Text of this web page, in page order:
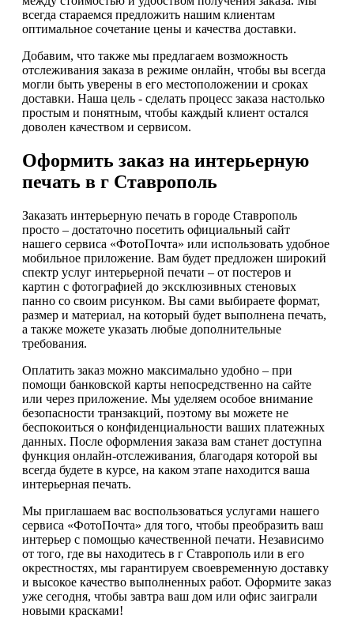
всегда стараемся предложить нашим клиентам
оптимальное сочетание цены и качества доставки.
Добавим, что также мы предлагаем возможность
отслеживания заказа в режиме онлайн, чтобы вы всегда
могли быть уверены в его местоположении и сроках
доставки. Наша цель - сделать процесс заказа настолько
простым и понятным, чтобы каждый клиент остался
доволен качеством и сервисом.
Оформить заказ на интерьерную
печать в г Ставрополь
Заказать интерьерную печать в городе Ставрополь
просто – достаточно посетить официальный сайт
нашего сервиса «ФотоПочта» или использовать удобное
мобильное приложение. Вам будет предложен широкий
спектр услуг интерьерной печати – от постеров и
картин с фотографией до эксклюзивных стеновых
панно со своим рисунком. Вы сами выбираете формат,
размер и материал, на который будет выполнена печать,
а также можете указать любые дополнительные
требования.
Оплатить заказ можно максимально удобно – при
помощи банковской карты непосредственно на сайте
или через приложение. Мы уделяем особое внимание
безопасности транзакций, поэтому вы можете не
беспокоиться о конфиденциальности ваших платежных
данных. После оформления заказа вам станет доступна
функция онлайн-отслеживания, благодаря которой вы
всегда будете в курсе, на каком этапе находится ваша
интерьерная печать.
Мы приглашаем вас воспользоваться услугами нашего
сервиса «ФотоПочта» для того, чтобы преобразить ваш
интерьер с помощью качественной печати. Независимо
от того, где вы находитесь в г Ставрополь или в его
окрестностях, мы гарантируем своевременную доставку
и высокое качество выполненных работ. Оформите заказ
уже сегодня, чтобы завтра ваш дом или офис заиграли
новыми красками!